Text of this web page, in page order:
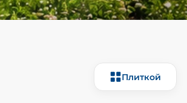
Плиткой